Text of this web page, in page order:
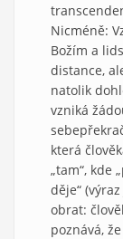
Nicméně:
Božím a
distance,
natolik
vzniká
která
„tam“, kde
děje“
obrat:
poznává,